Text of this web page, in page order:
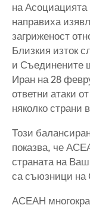
на
направиха
загриженост
Близкия изток
и Съединените
Иран на 28
ответни атаки
няколко страни
Този
показва, че
страната на
са съюзници на
АСЕАН